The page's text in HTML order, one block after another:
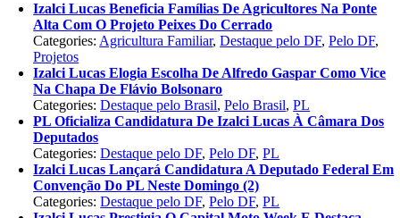
Izalci Lucas Beneficia Famílias De Agricultores Na Ponte
Alta Com O Projeto Peixes Do Cerrado
Categories: Agricultura Familiar,Destaque pelo DF,Pelo DF,
Projetos
Izalci Lucas Elogia Escolha De Alfredo Gaspar Como Vice
Na Chapa De Flávio Bolsonaro
Categories:Destaque pelo Brasil,Pelo Brasil,PL
PL Oficializa Candidatura De Izalci Lucas À Câmara Dos
Deputados
Categories:Destaque pelo DF,Pelo DF,PL
Izalci Lucas Lançará Candidatura A Deputado Federal Em
Convenção Do PL Neste Domingo (2)
Categories:Destaque pelo DF,Pelo DF,PL